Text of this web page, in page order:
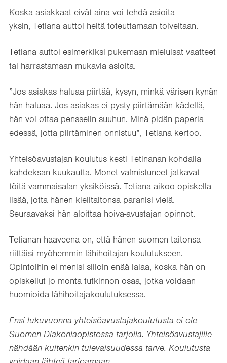
Koska asiakkaat eivät aina voi tehdä asioita
yksin, Tetiana auttoi heitä toteuttamaan toiveitaan.
Tetiana auttoi esimerkiksi pukemaan mieluisat vaatteet
tai harrastamaan mukavia asioita.
”Jos asiakas haluaa piirtää, kysyn, minkä värisen kynän
hän haluaa. Jos asiakas ei pysty piirtämään kädellä,
hän voi ottaa pensselin suuhun. Minä pidän paperia
edessä, jotta piirtäminen onnistuu”, Tetiana kertoo.
Yhteisöavustajan koulutus kesti Tetinanan kohdalla
kahdeksan kuukautta. Monet valmistuneet jatkavat
töitä vammaisalan yksiköissä. Tetiana aikoo opiskella
lisää, jotta hänen kielitaitonsa paranisi vielä.
Seuraavaksi hän aloittaa hoiva-avustajan opinnot.
Tetianan haaveena on, että hänen suomen taitonsa
riittäisi myöhemmin lähihoitajan koulutukseen.
Opintoihin ei menisi silloin enää laiaa, koska hän on
opiskellut jo monta tutkinnon osaa, jotka voidaan
huomioida lähihoitajakoulutuksessa.
Ensi lukuvuonna yhteisöavustajakoulutusta ei ole
Suomen Diakoniaopistossa tarjolla. Yhteisöavustajille
nähdään kuitenkin tulevaisuudessa tarve. Koulutusta